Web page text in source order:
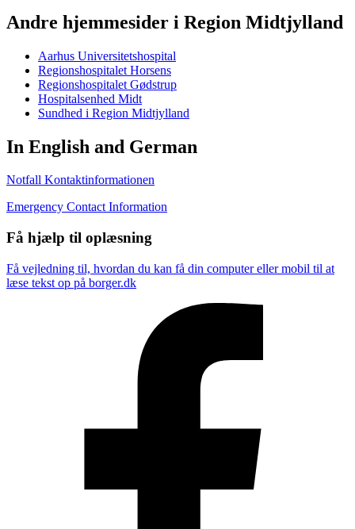
Andre hjemmesider i Region Midtjylland
Aarhus Universitetshospital
Regionshospitalet Horsens
Regionshospitalet Gødstrup
Hospitalsenhed Midt
Sundhed i Region Midtjylland
In English and German
Notfall Kontaktinformationen
Emergency Contact Information
Få hjælp til oplæsning
Få vejledning til, hvordan du kan få din computer eller mobil til at
læse tekst op på borger.dk